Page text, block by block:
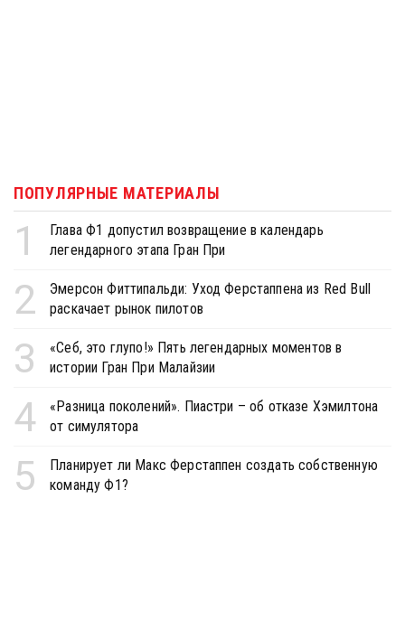
ПОПУЛЯРНЫЕ МАТЕРИАЛЫ
1
Глава Ф1 допустил возвращение в календарь
легендарного этапа Гран При
2
Эмерсон Фиттипальди: Уход Ферстаппена из Red Bull
раскачает рынок пилотов
3
«Себ, это глупо!» Пять легендарных моментов в
истории Гран При Малайзии
4
«Разница поколений». Пиастри – об отказе Хэмилтона
от симулятора
5
Планирует ли Макс Ферстаппен создать собственную
команду Ф1?